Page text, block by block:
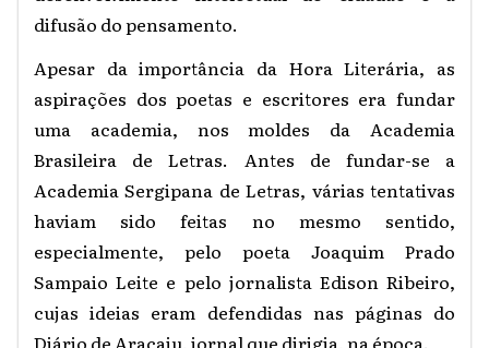
difusão do pensamento.
Apesar da importância da Hora Literária, as
aspirações dos poetas e escritores era fundar
uma academia, nos moldes da Academia
Brasileira de Letras. Antes de fundar-se a
Academia Sergipana de Letras, várias tentativas
haviam sido feitas no mesmo sentido,
especialmente, pelo poeta Joaquim Prado
Sampaio Leite e pelo jornalista Edison Ribeiro,
cujas ideias eram defendidas nas páginas do
Diário de Aracaju, jornal que dirigia, na época.